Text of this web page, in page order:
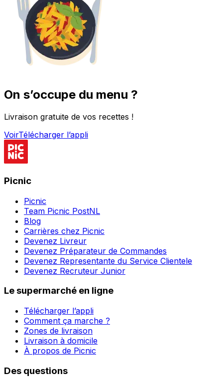
On s’occupe du menu ?
Livraison gratuite de vos recettes !
VoirTélécharger l’appli
Picnic
Picnic
Team Picnic PostNL
Blog
Carrières chez Picnic
Devenez Livreur
Devenez Préparateur de Commandes
Devenez Representante du Service Clientele
Devenez Recruteur Junior
Le supermarché en ligne
Télécharger l’appli
Comment ça marche ?
Zones de livraison
Livraison à domicile
À propos de Picnic
Des questions